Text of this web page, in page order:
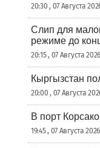
20:30 , 07 Августа
Слип для
режиме до
20:15 , 07 Августа
Кыргызстан
20:00 , 07 Августа
В порт
19:45 , 07 Августа